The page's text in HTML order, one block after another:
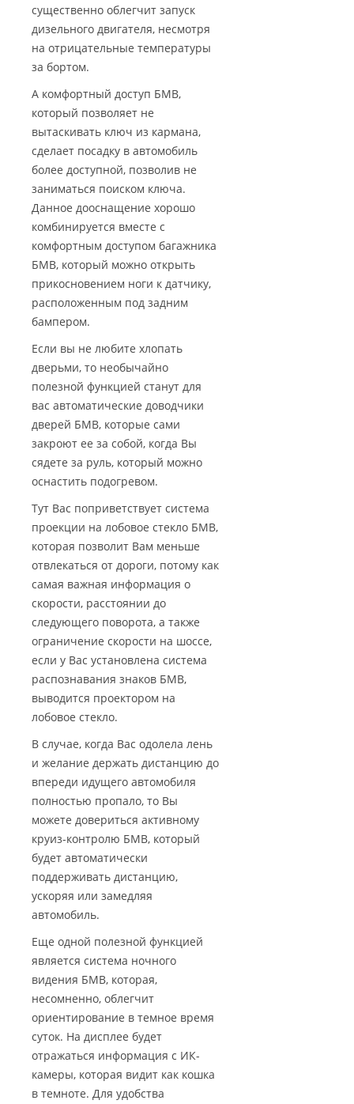
существенно облегчит запуск
дизельного двигателя, несмотря
на отрицательные температуры
за бортом.
А комфортный доступ БМВ,
который позволяет не
вытаскивать ключ из кармана,
сделает посадку в автомобиль
более доступной, позволив не
заниматься поиском ключа.
Данное дооснащение хорошо
комбинируется вместе с
комфортным доступом багажника
БМВ, который можно открыть
прикосновением ноги к датчику,
расположенным под задним
бампером.
Если вы не любите хлопать
дверьми, то необычайно
полезной функцией станут для
вас автоматические доводчики
дверей БМВ, которые сами
закроют ее за собой, когда Вы
сядете за руль, который можно
оснастить подогревом.
Тут Вас поприветствует система
проекции на лобовое стекло БМВ,
которая позволит Вам меньше
отвлекаться от дороги, потому как
самая важная информация о
скорости, расстоянии до
следующего поворота, а также
ограничение скорости на шоссе,
если у Вас установлена система
распознавания знаков БМВ,
выводится проектором на
лобовое стекло.
В случае, когда Вас одолела лень
и желание держать дистанцию до
впереди идущего автомобиля
полностью пропало, то Вы
можете довериться активному
круиз-контролю БМВ, который
будет автоматически
поддерживать дистанцию,
ускоряя или замедляя
автомобиль.
Еще одной полезной функцией
является система ночного
видения БМВ, которая,
несомненно, облегчит
ориентирование в темное время
суток. На дисплее будет
отражаться информация с ИК-
камеры, которая видит как кошка
в темноте. Для удобства